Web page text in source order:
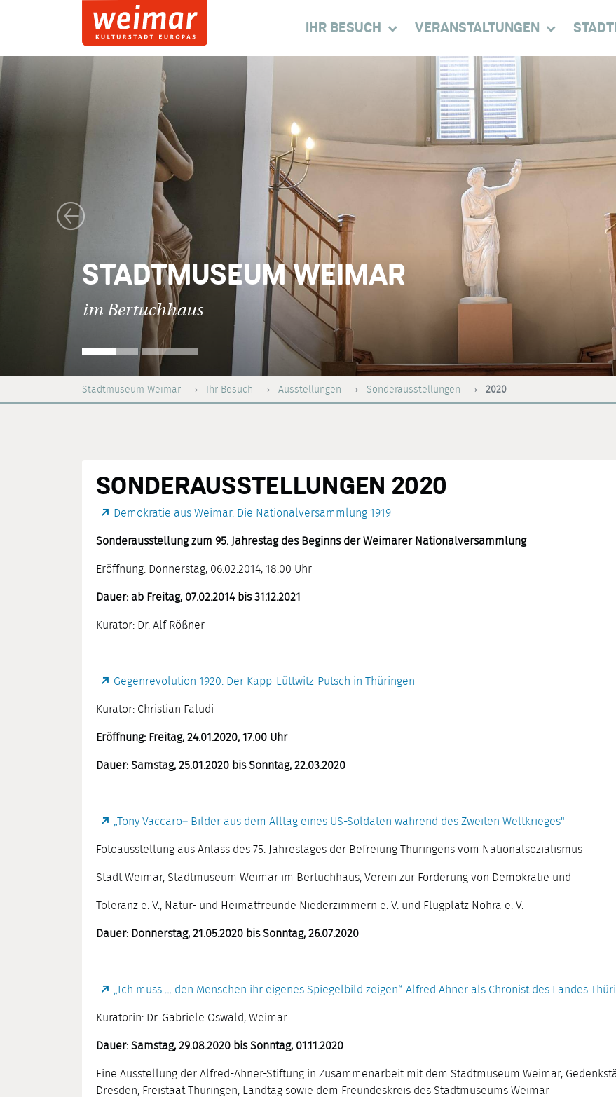
IHR BESUCH VERANSTALTUNGEN
STADTMUSEUM WEIMAR
im Bertuchhaus
Vorheriges Bild
Stadtmuseum Weimar Ihr Besuch Ausstellungen Sonderausstellungen 2020
SONDERAUSSTELLUNGEN 2020
Demokratie aus Weimar. Die Nationalversammlung 1919
Sonderausstellung zum 95. Jahrestag des Beginns der Weimarer Nationalversammlung
Eröffnung: Donnerstag, 06.02.2014, 18.00 Uhr
Dauer: ab Freitag, 07.02.2014 bis 31.12.2021
Kurator: Dr. Alf Rößner
Gegenrevolution 1920. Der Kapp-Lüttwitz-Putsch in Thüringen
Kurator: Christian Faludi
Eröffnung: Freitag, 24.01.2020, 17.00 Uhr
Dauer: Samstag, 25.01.2020 bis Sonntag, 22.03.2020
„Tony Vaccaro– Bilder aus dem Alltag eines US-Soldaten während des Zweiten Weltkrieges"
Fotoausstellung aus Anlass des 75. Jahrestages der Befreiung Thüringens vom Nationalsozialismus
Stadt Weimar, Stadtmuseum Weimar im Bertuchhaus, Verein zur Förderung von Demokratie und
Toleranz e. V., Natur- und Heimatfreunde Niederzimmern e. V. und Flugplatz Nohra e. V.
Dauer: Donnerstag, 21.05.2020 bis Sonntag, 26.07.2020
„Ich muss … den Menschen ihr eigenes Spiegelbild zeigen“. Alfred Ahner als Chronist des Landes
Kuratorin: Dr. Gabriele Oswald, Weimar
Dauer: Samstag, 29.08.2020 bis Sonntag, 01.11.2020
Eine Ausstellung der Alfred-Ahner-Stiftung in Zusammenarbeit mit dem Stadtmuseum Weimar,
Dresden, Freistaat Thüringen, Landtag sowie dem Freundeskreis des Stadtmuseums Weimar